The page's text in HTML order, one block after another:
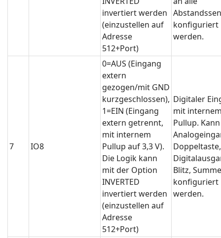
invertiert werden
(einzustellen auf
Adresse
512+Port)
konfiguriert
werden.
7 IO8
0=AUS (Eingang
extern
gezogen/mit GND
kurzgeschlossen),
1=EIN (Eingang
extern getrennt,
mit internem
Pullup auf 3,3 V).
Die Logik kann
mit der Option
INVERTED
invertiert werden
(einzustellen auf
Adresse
512+Port)
Digitaler
mit
Pullup.
Doppeltaste,
Blitz,
konfiguriert
werden.